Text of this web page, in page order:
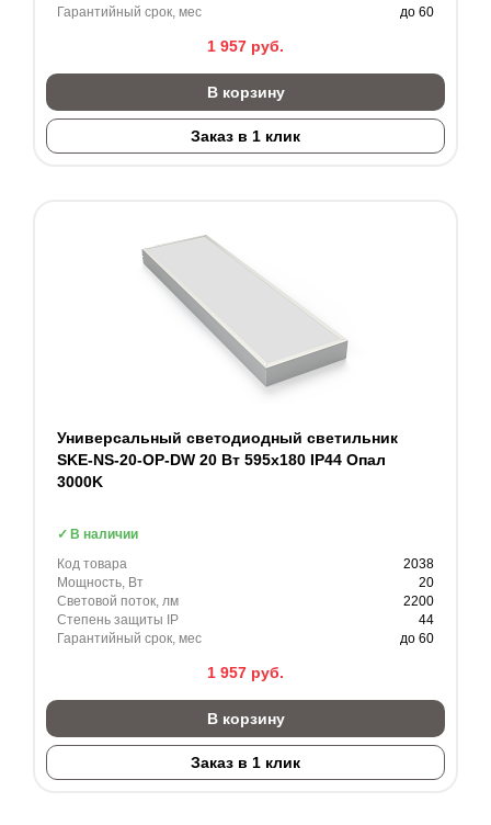
Гарантийный срок, мес
до 60
1 957 руб.
В корзину
Заказ в 1 клик
Универсальный светодиодный светильник
SKE-NS-20-OP-DW 20 Вт 595x180 IP44 Опал
3000K
В наличии
Код товара
2038
Мощность, Вт
20
Световой поток, лм
2200
Степень защиты IP
44
Гарантийный срок, мес
до 60
1 957 руб.
В корзину
Заказ в 1 клик